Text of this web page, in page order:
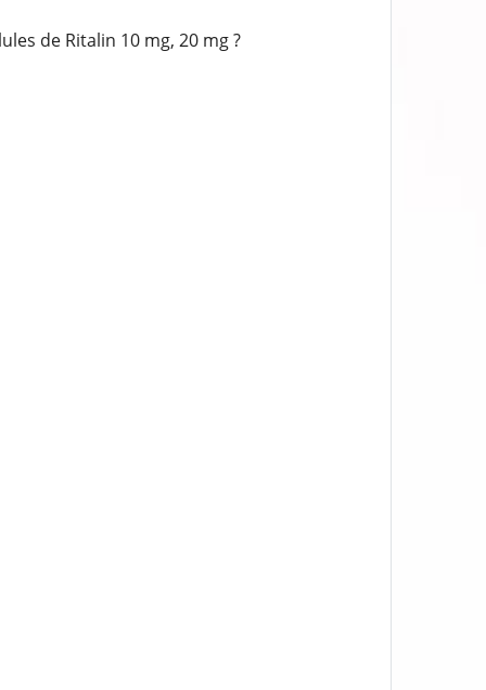
de Ritalin 10 mg, 20 mg ?